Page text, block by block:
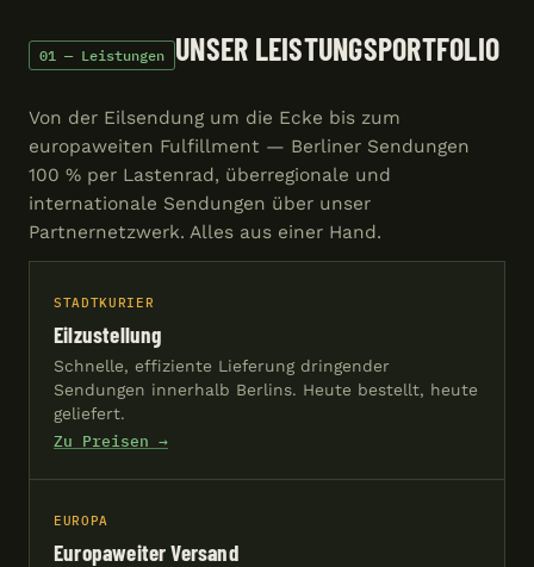
01 — Leistungen UNSER LEISTUNGSPORTFOLIO
Von der Eilsendung um die Ecke bis zum
europaweiten Fulfillment — Berliner Sendungen
100 % per Lastenrad, überregionale und
internationale Sendungen über unser
Partnernetzwerk. Alles aus einer Hand.
STADTKURIER
Eilzustellung
Schnelle, effiziente Lieferung dringender
Sendungen innerhalb Berlins. Heute bestellt, heute
geliefert.
Zu Preisen →
EUROPA
Europaweiter Versand